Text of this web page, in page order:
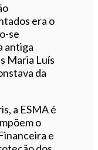
era o
se
antiga
Maria Luís
da
a ESMA é
o
e